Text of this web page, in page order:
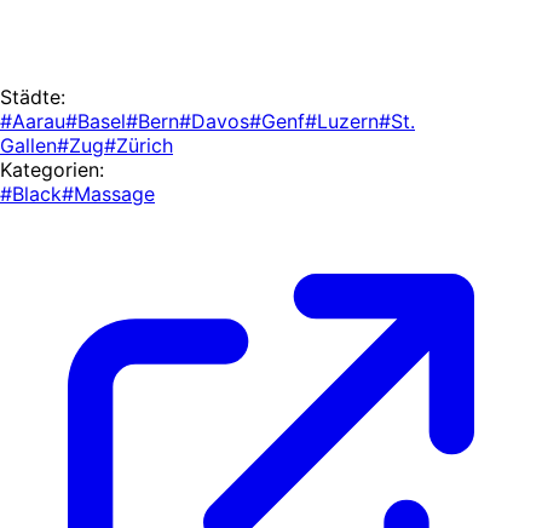
Städte:
#Aarau#Basel#Bern#Davos#Genf#Luzern#St.
Gallen#Zug#Zürich
Kategorien:
#Black#Massage